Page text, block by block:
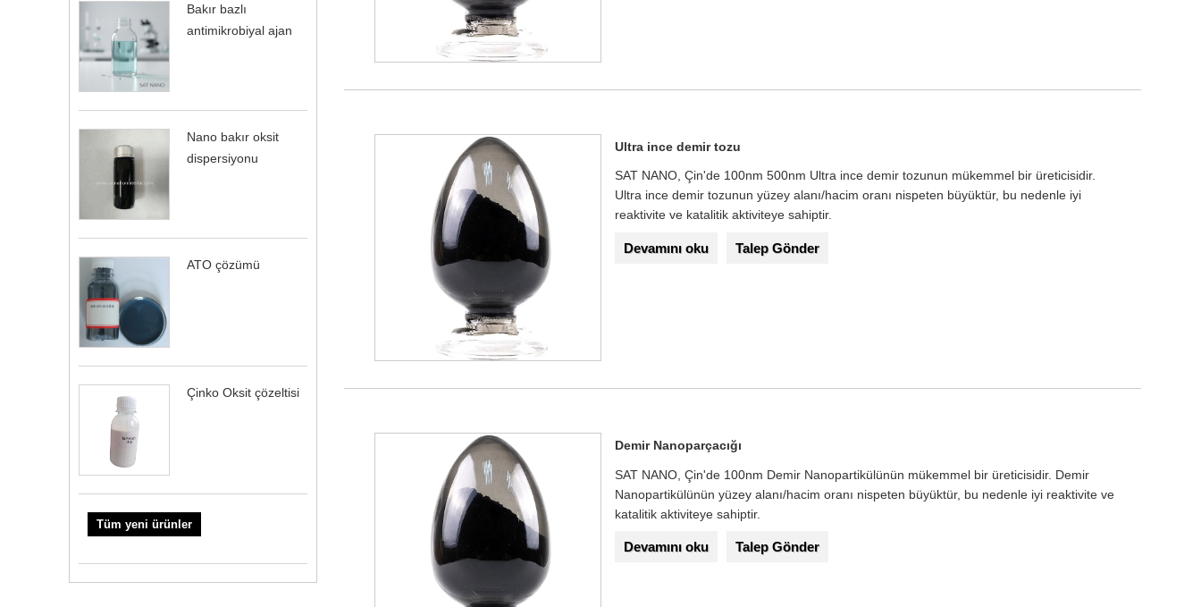
Bakır bazlı
antimikrobiyal ajan
Nano bakır oksit
dispersiyonu
ATO çözümü
Çinko Oksit çözeltisi
Tüm yeni ürünler
Ultra ince demir tozu
SAT NANO, Çin'de 100nm 500nm Ultra ince demir tozunun mükemmel bir üreticisidir.
Ultra ince demir tozunun yüzey alanı/hacim oranı nispeten büyüktür, bu nedenle iyi
reaktivite ve katalitik aktiviteye sahiptir.
Devamını oku Talep Gönder
Demir Nanoparçacığı
SAT NANO, Çin'de 100nm Demir Nanopartikülünün mükemmel bir üreticisidir. Demir
Nanopartikülünün yüzey alanı/hacim oranı nispeten büyüktür, bu nedenle iyi reaktivite ve
katalitik aktiviteye sahiptir.
Devamını oku Talep Gönder